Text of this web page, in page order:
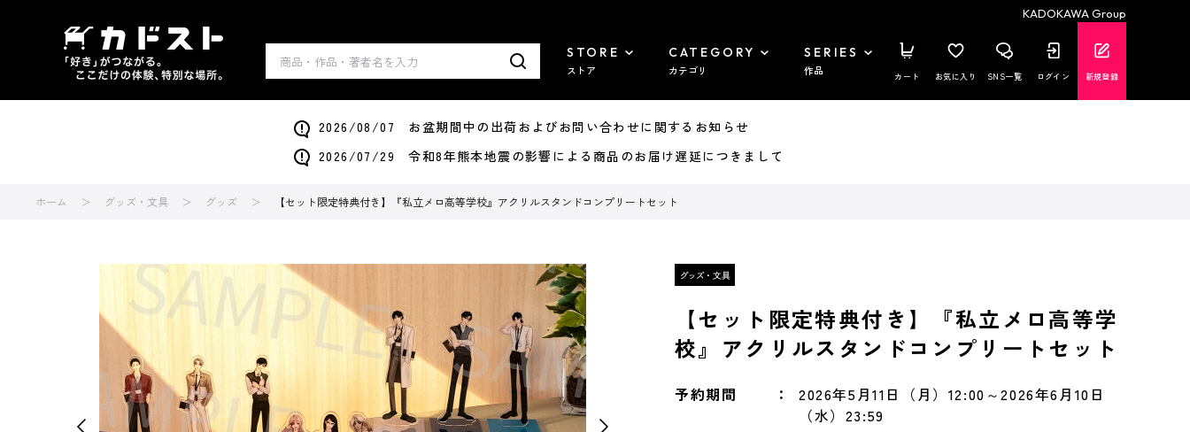
KADOKAWA Group
STORE
ストア
CATEGORY
カテゴリ
SERIES
作品 カート お気に入り SNS一覧 ログイン 新規登録
2026/08/07 お盆期間中の出荷およびお問い合わせに関するお知らせ
2026/07/29 令和8年熊本地震の影響による商品のお届け遅延につきまして
ホーム グッズ・文具 グッズ 【セット限定特典付き】『私立メロ高等学校』アクリルスタンドコンプリートセット
【セット限定特典付き】『私立メロ高等学
校』アクリルスタンドコンプリートセット
予約期間
2026年5月11日（月）12:00～2026年6月10日
（水）23:59